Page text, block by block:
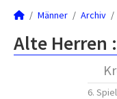
Männer Archiv
Alte Herren :
6.